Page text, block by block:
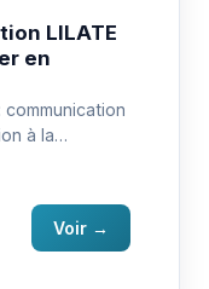
LILATE
en
à la
Voir →